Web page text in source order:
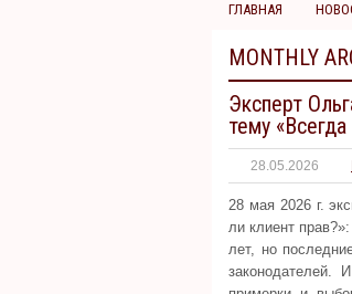
ГЛАВНАЯ
MONTHLY
Эксперт
тему
28.05.2026
28 мая 2026 г.
ли клиент
лет, но
законодателей.